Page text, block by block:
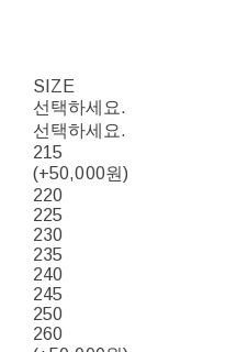
SIZE
선택하세요.
선택하세요.
215
(+50,000원)
220
225
230
235
240
245
250
260